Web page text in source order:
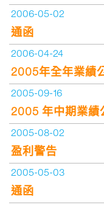
2006-05-02
通函
2006-04-24
2005年全年業績
2005-09-16
2005 年中期業績
2005-08-02
盈利警告
2005-05-03
通函